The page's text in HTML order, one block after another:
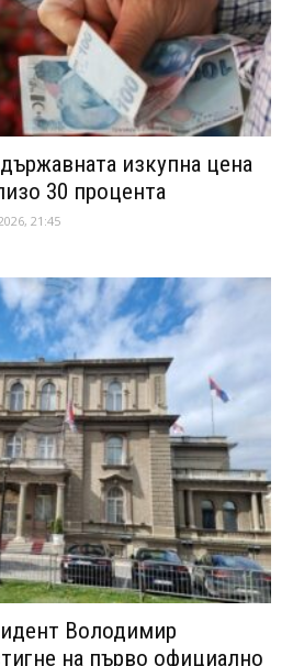
изкупна цена
30 процента
21:45
Володимир
на първо официално